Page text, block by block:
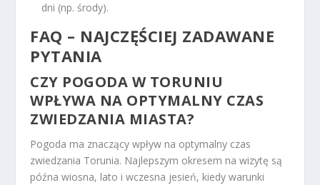
dni (np. środy).
FAQ – NAJCZĘŚCIEJ ZADAWANE
PYTANIA
CZY POGODA W TORUNIU
WPŁYWA NA OPTYMALNY CZAS
ZWIEDZANIA MIASTA?
Pogoda ma znaczący wpływ na optymalny czas
zwiedzania Torunia. Najlepszym okresem na wizytę są
późna wiosna, lato i wczesna jesień, kiedy warunki